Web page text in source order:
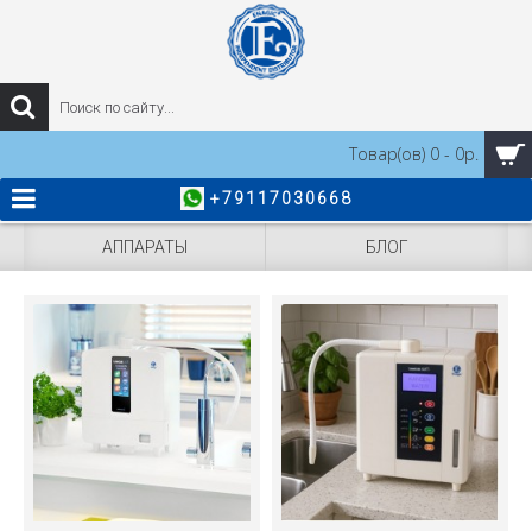
Товар(ов) 0 - 0р.
+79117030668
АППАРАТЫ БЛОГ